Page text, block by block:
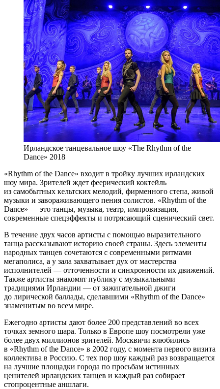
Ирландское танцевальное шоу «The Rhythm of the
Dance» 2018
«Rhythm of the Dance» входит в тройку лучших ирландских
шоу мира. Зрителей ждет феерический коктейль
из самобытных кельтских мелодий, фирменного степа, живой
музыки и завораживающего пения солистов. «Rhythm оf the
Dance» — это танцы, музыка, театр, импровизация,
современные спецэффекты и потрясающий сценический свет.
В течение двух часов артисты с помощью выразительного
танца рассказывают историю своей страны. Здесь элементы
народных танцев сочетаются с современными ритмами
мегаполиса, а у зала захватывает дух от мастерства
исполнителей — отточенности и синхронности их движений.
Также артисты знакомят публику c музыкальными
традициями Ирландии — от зажигательной джиги
до лирической баллады, сделавшими «Rhythm of the Dance»
знаменитым во всем мире.
Ежегодно артисты дают более 200 представлений во всех
точках земного шара. Только в Европе шоу посмотрели уже
более двух миллионов зрителей. Москвичи влюбились
в «Rhythm of the Dance» в 2002 году, с момента первого визита
коллектива в Россию. С тех пор шоу каждый раз возвращается
на лучшие площадки города по просьбам истинных
ценителей ирландских танцев и каждый раз собирает
стопроцентные аншлаги.